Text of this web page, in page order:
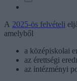
A 2025-ös felvételi
amelyből
a középiskolai
az érettségi
az intézményi